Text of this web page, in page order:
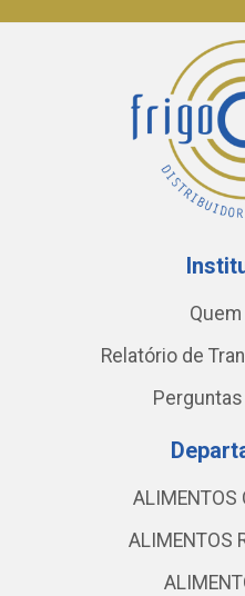
Relatório de
ALIMENTOS
ALIMENTOS